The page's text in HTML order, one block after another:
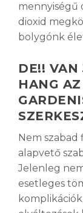
mennyiségű
dioxid
bolygónk
DE!! VAN
HANG
Nem
alapvető
Jelenleg
esetleges